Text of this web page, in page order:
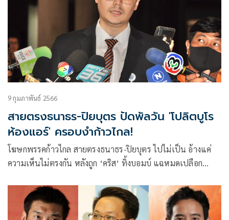
9 กุมภาพันธ์ 2566
สายตรงธนาธร-ปิยบุตร ปัดพัลวัน 'โปลิตบูโร
ห้องแอร์' ครอบงำก้าวไกล!
โฆษกพรรคก้าวไกล สายตรงธนาธร-ปิยบุตร ไปไม่เป็น อ้างแค่
ความเห็นไม่ตรงกัน หลังถูก ‘คริส’ ทิ้งบอมบ์ แฉหมดเปลือก
และพรรคถูกครอบงำโดยกลุ่ม ‘โปลิตบูโรห้องแอร์’